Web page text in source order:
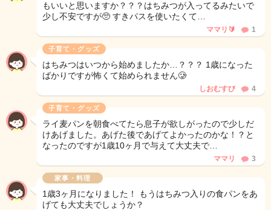
もいいと思いますか？？？はちみつが入ってるみたいで
少し不安ですが🥺 すきパスを使いたくて…
ママリ🔰 1
子育て・グッズ
はちみつはいつから始めましたか…？？？ 1歳になった
ばかりですが怖くて始められません🥲
しおむすび 4
子育て・グッズ
ライ麦パンを朝食べてたら息子が欲しがったので少しだ
けあげました。あげた後であげてよかったのかな！？と
なったのですが1歳10ヶ月で与えて大丈夫で…
ママリ 3
家事・料理
1歳3ヶ月になりました！ もうはちみつ入りの食パンをあ
げても大丈夫でしょうか？